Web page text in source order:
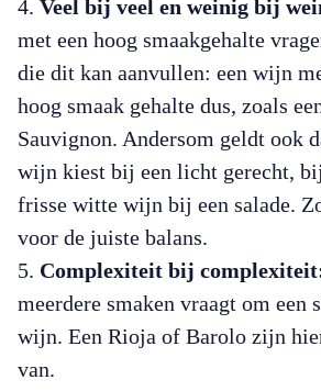
Veel bij veel en weinig bij
met een hoog smaakgehalte
die dit kan aanvullen: een wijn
hoog smaak gehalte dus, zoals
Sauvignon. Andersom geldt ook
wijn kiest bij een licht gerecht,
frisse witte wijn bij een salade.
voor de juiste balans.
Complexiteit bij
meerdere smaken vraagt om een
wijn. Een Rioja of Barolo zijn
van.